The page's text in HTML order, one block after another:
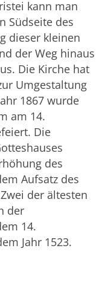
kann man
Südseite des
dieser kleinen
der Weg hinaus
Die Kirche hat
Umgestaltung
1867 wurde
am 14.
Die
des
Aufsatz des
der ältesten
der
14.
Jahr 1523.